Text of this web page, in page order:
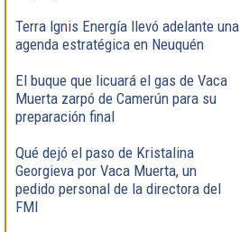
Terra Ignis Energía llevó adelante una
agenda estratégica en Neuquén
El buque que licuará el gas de Vaca
Muerta zarpó de Camerún para su
preparación final
Qué dejó el paso de Kristalina
Georgieva por Vaca Muerta, un
pedido personal de la directora del
FMI